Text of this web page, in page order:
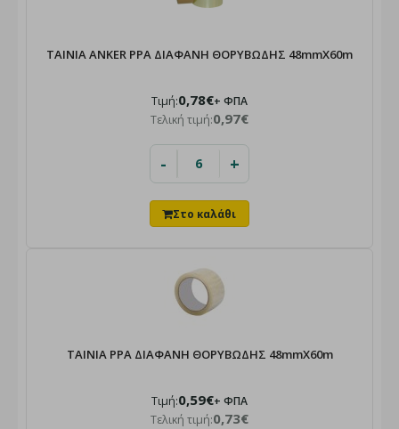
ΤΑΙΝΙΑ ANKER PPA ΔΙΑΦΑΝΗ ΘΟΡΥΒΩΔΗΣ 48mmX60m
Τιμή:0,78€+ ΦΠΑ
Τελική τιμή:0,97€
- +
TAINIA PPA ΔΙΑΦΑΝΗ ΘΟΡΥΒΩΔΗΣ 48mmX60m
Τιμή:0,59€+ ΦΠΑ
Τελική τιμή:0,73€